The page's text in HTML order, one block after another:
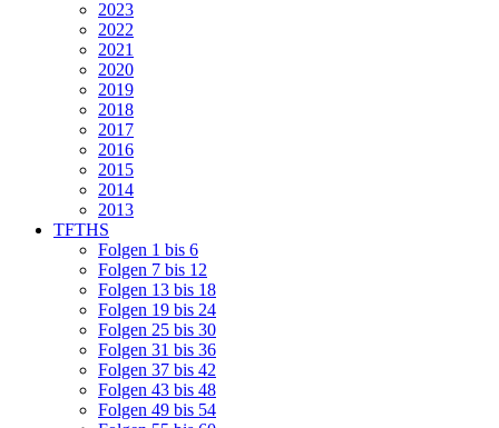
2023
2022
2021
2020
2019
2018
2017
2016
2015
2014
2013
TFTHS
Folgen 1 bis 6
Folgen 7 bis 12
Folgen 13 bis 18
Folgen 19 bis 24
Folgen 25 bis 30
Folgen 31 bis 36
Folgen 37 bis 42
Folgen 43 bis 48
Folgen 49 bis 54